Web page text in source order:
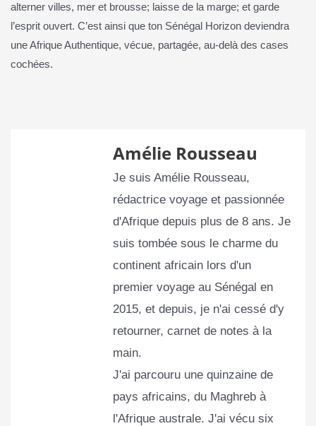
alterner villes, mer et brousse; laisse de la marge; et garde
l’esprit ouvert. C’est ainsi que ton Sénégal Horizon deviendra
une Afrique Authentique, vécue, partagée, au-delà des cases
cochées.
Amélie Rousseau
Je suis Amélie Rousseau,
rédactrice voyage et passionnée
d'Afrique depuis plus de 8 ans. Je
suis tombée sous le charme du
continent africain lors d'un
premier voyage au Sénégal en
2015, et depuis, je n'ai cessé d'y
retourner, carnet de notes à la
main.
J'ai parcouru une quinzaine de
pays africains, du Maghreb à
l'Afrique australe. J'ai vécu six